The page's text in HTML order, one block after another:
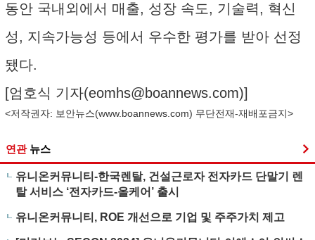
동안 국내외에서 매출, 성장 속도, 기술력, 혁신
성, 지속가능성 등에서 우수한 평가를 받아 선정
됐다.
[엄호식 기자(eomhs@boannews.com)]
<저작권자: 보안뉴스(www.boannews.com) 무단전재-재배포금지>
연관 뉴스
유니온커뮤니티-한국렌탈, 건설근로자 전자카드 단말기 렌
탈 서비스 ‘전자카드-올케어’ 출시
유니온커뮤니티, ROE 개선으로 기업 및 주주가치 제고